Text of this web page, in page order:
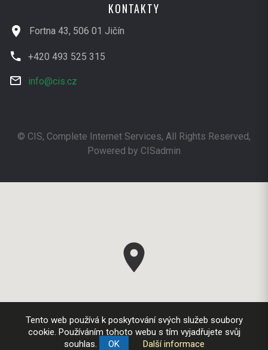
KONTAKTY
Fortna 43, 506 01 Jičín
+420 493 525 315
info@cis.cz
© CIS, Complete Internet Services, All Rights Reserved,
Powered by CISadmin
Tento web používá k poskytování svých služeb soubory
cookie. Používáním tohoto webu s tím vyjadřujete svůj
souhlas.
OK Další informace